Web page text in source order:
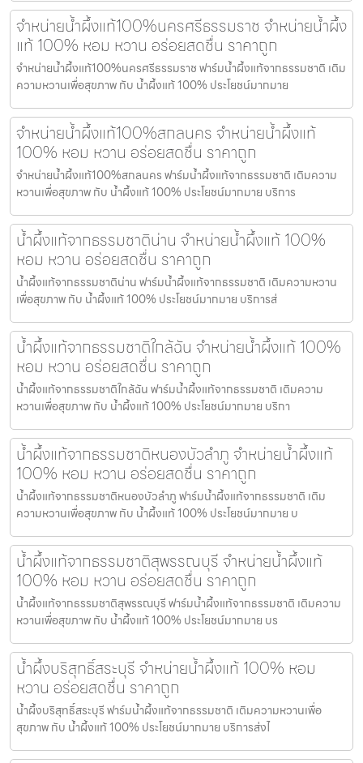
จำหน่ายน้ำผึ้งแท้100%นครศรีธรรมราช จำหน่ายน้ำผึ้ง
แท้ 100% หอม หวาน อร่อยสดชื่น ราคาถูก
จำหน่ายน้ำผึ้งแท้100%นครศรีธรรมราช ฟาร์มน้ำผึ้งแท้จากธรรมชาติ เติม
ความหวานเพื่อสุขภาพ กับ น้ำผึ้งแท้ 100% ประโยชน์มากมาย
จำหน่ายน้ำผึ้งแท้100%สกลนคร จำหน่ายน้ำผึ้งแท้
100% หอม หวาน อร่อยสดชื่น ราคาถูก
จำหน่ายน้ำผึ้งแท้100%สกลนคร ฟาร์มน้ำผึ้งแท้จากธรรมชาติ เติมความ
หวานเพื่อสุขภาพ กับ น้ำผึ้งแท้ 100% ประโยชน์มากมาย บริการ
น้ำผึ้งแท้จากธรรมชาติน่าน จำหน่ายน้ำผึ้งแท้ 100%
หอม หวาน อร่อยสดชื่น ราคาถูก
น้ำผึ้งแท้จากธรรมชาติน่าน ฟาร์มน้ำผึ้งแท้จากธรรมชาติ เติมความหวาน
เพื่อสุขภาพ กับ น้ำผึ้งแท้ 100% ประโยชน์มากมาย บริการส่
น้ำผึ้งแท้จากธรรมชาติใกล้ฉัน จำหน่ายน้ำผึ้งแท้ 100%
หอม หวาน อร่อยสดชื่น ราคาถูก
น้ำผึ้งแท้จากธรรมชาติใกล้ฉัน ฟาร์มน้ำผึ้งแท้จากธรรมชาติ เติมความ
หวานเพื่อสุขภาพ กับ น้ำผึ้งแท้ 100% ประโยชน์มากมาย บริกา
น้ำผึ้งแท้จากธรรมชาติหนองบัวลำภู จำหน่ายน้ำผึ้งแท้
100% หอม หวาน อร่อยสดชื่น ราคาถูก
น้ำผึ้งแท้จากธรรมชาติหนองบัวลำภู ฟาร์มน้ำผึ้งแท้จากธรรมชาติ เติม
ความหวานเพื่อสุขภาพ กับ น้ำผึ้งแท้ 100% ประโยชน์มากมาย บ
น้ำผึ้งแท้จากธรรมชาติสุพรรณบุรี จำหน่ายน้ำผึ้งแท้
100% หอม หวาน อร่อยสดชื่น ราคาถูก
น้ำผึ้งแท้จากธรรมชาติสุพรรณบุรี ฟาร์มน้ำผึ้งแท้จากธรรมชาติ เติมความ
หวานเพื่อสุขภาพ กับ น้ำผึ้งแท้ 100% ประโยชน์มากมาย บร
น้ำผึ้งบริสุทธิ์สระบุรี จำหน่ายน้ำผึ้งแท้ 100% หอม
หวาน อร่อยสดชื่น ราคาถูก
น้ำผึ้งบริสุทธิ์สระบุรี ฟาร์มน้ำผึ้งแท้จากธรรมชาติ เติมความหวานเพื่อ
สุขภาพ กับ น้ำผึ้งแท้ 100% ประโยชน์มากมาย บริการส่งไ